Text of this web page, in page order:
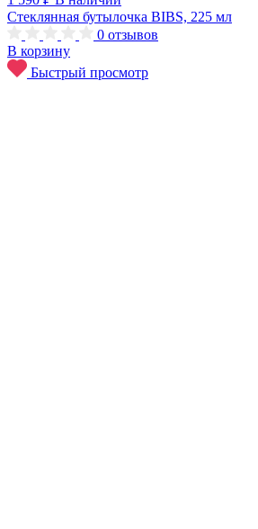
Стеклянная бутылочка BIBS, 225 мл
0 отзывов
В корзину
Быстрый просмотр